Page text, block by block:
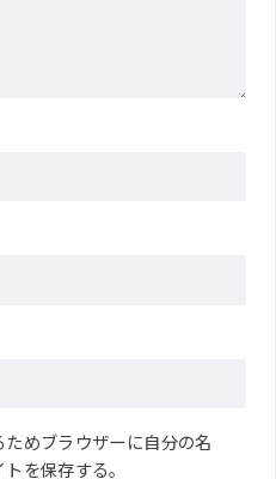
めブラウザーに自分の名
を保存する。